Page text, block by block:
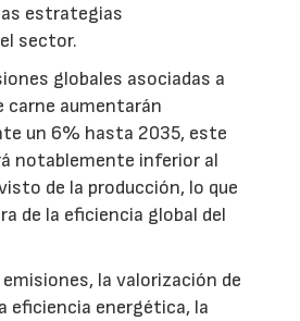
estrategias
sector.
globales asociadas a
carne aumentarán
un 6% hasta 2035, este
notablemente inferior al
de la producción, lo que
de la eficiencia global del
la valorización de
eficiencia energética, la